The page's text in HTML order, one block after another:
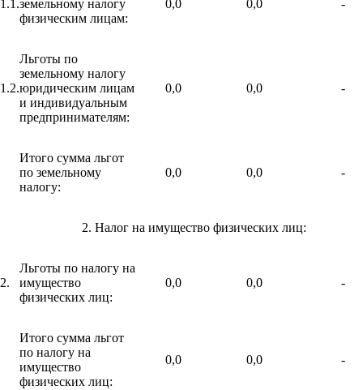
1.1.земельному налогу
физическим лицам:
0,0 0,0 -
1.2.
Льготы по
земельному налогу
юридическим лицам
и индивидуальным
предпринимателям:
0,0 0,0 -
Итого сумма льгот
по земельному
налогу:
0,0 0,0 -
2. Налог на имущество физических лиц:
2.
Льготы по налогу на
имущество
физических лиц:
0,0 0,0 -
Итого сумма льгот
по налогу на
имущество
физических лиц:
0,0 0,0 -